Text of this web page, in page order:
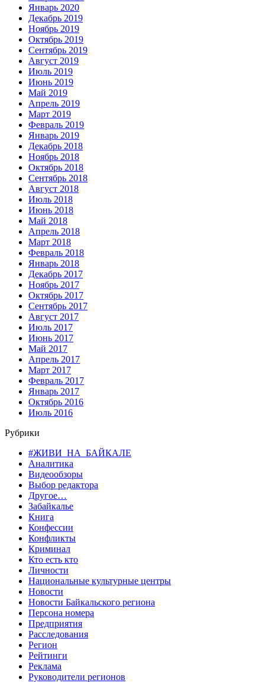
Январь 2020
Декабрь 2019
Ноябрь 2019
Октябрь 2019
Сентябрь 2019
Август 2019
Июль 2019
Июнь 2019
Май 2019
Апрель 2019
Март 2019
Февраль 2019
Январь 2019
Декабрь 2018
Ноябрь 2018
Октябрь 2018
Сентябрь 2018
Август 2018
Июль 2018
Июнь 2018
Май 2018
Апрель 2018
Март 2018
Февраль 2018
Январь 2018
Декабрь 2017
Ноябрь 2017
Октябрь 2017
Сентябрь 2017
Август 2017
Июль 2017
Июнь 2017
Май 2017
Апрель 2017
Март 2017
Февраль 2017
Январь 2017
Октябрь 2016
Июль 2016
Рубрики
#ЖИВИ_НА_БАЙКАЛЕ
Аналитика
Видеообзоры
Выбор редактора
Другое…
Забайкалье
Книга
Конфессии
Конфликты
Криминал
Кто есть кто
Личности
Национальные культурные центры
Новости
Новости Байкальского региона
Персона номера
Предприятия
Расследования
Регион
Рейтинги
Реклама
Руководители регионов